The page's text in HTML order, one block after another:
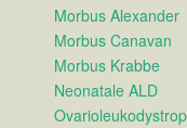
Morbus Alexander
Morbus Canavan
Morbus Krabbe
Neonatale ALD